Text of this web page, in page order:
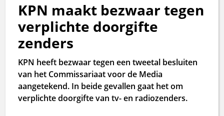
KPN maakt bezwaar tegen
verplichte doorgifte
zenders
KPN heeft bezwaar tegen een tweetal besluiten
van het Commissariaat voor de Media
aangetekend. In beide gevallen gaat het om
verplichte doorgifte van tv- en radiozenders.